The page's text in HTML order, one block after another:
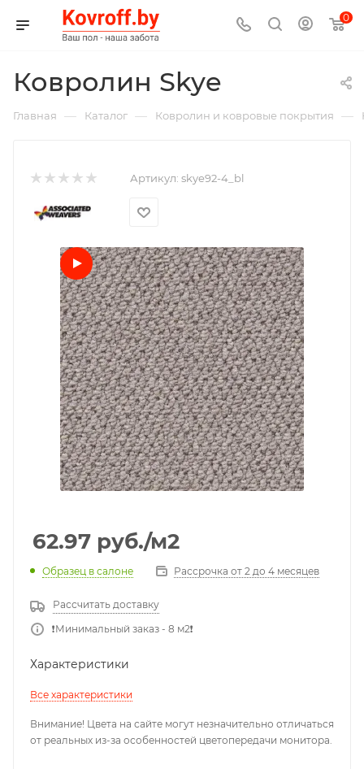
0
Ковролин Skye
Главная — Каталог — Ковролин и ковровые покрытия —
Артикул: skye92-4_bl
62.97 руб./м2
Образец в салоне Рассрочка от 2 до 4 месяцев
Рассчитать доставку
❗️Минимальный заказ - 8 м2❗️
Характеристики
Все характеристики
Внимание! Цвета на сайте могут незначительно отличаться
от реальных из-за особенностей цветопередачи монитора.